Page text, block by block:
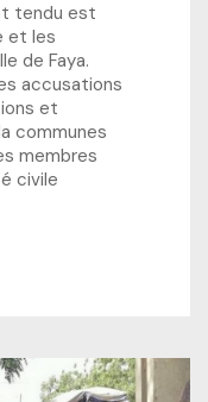
tendu est
et les
de Faya.
accusations
et
communes
membres
civile